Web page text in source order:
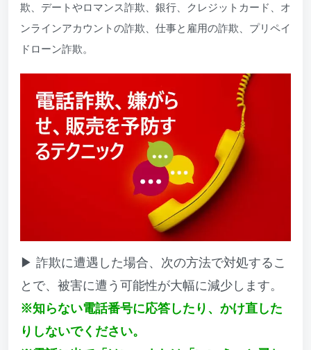
欺、デートやロマンス詐欺、銀行、クレジットカード、オ
ンラインアカウントの詐欺、仕事と雇用の詐欺、プリペイ
ドローン詐欺。
▶ 詐欺に遭遇した場合、次の方法で対処するこ
とで、被害に遭う可能性が大幅に減少します。
※知らない電話番号に応答したり、かけ直した
りしないでください。